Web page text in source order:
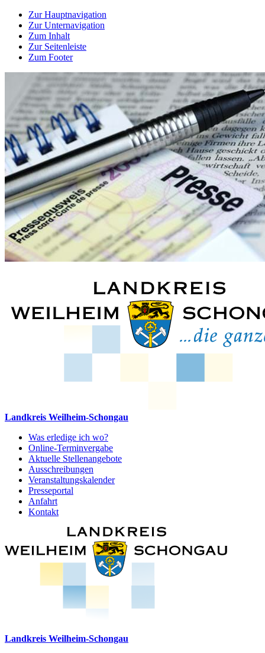
Zur Hauptnavigation
Zur Unternavigation
Zum Inhalt
Zur Seitenleiste
Zum Footer
Landkreis Weilheim-Schongau
Was erledige ich wo?
Online-Terminvergabe
Aktuelle Stellenangebote
Ausschreibungen
Veranstaltungskalender
Presseportal
Anfahrt
Kontakt
Landkreis Weilheim-Schongau